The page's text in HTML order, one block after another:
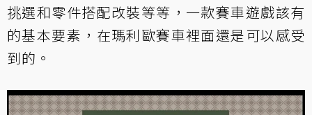
挑選和零件搭配改裝等等，一款賽車遊戲該有
的基本要素，在瑪利歐賽車裡面還是可以感受
到的。